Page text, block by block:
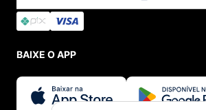
BAIXE O APP